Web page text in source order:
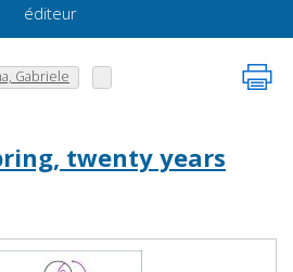
éditeur
Gabriele
twenty years